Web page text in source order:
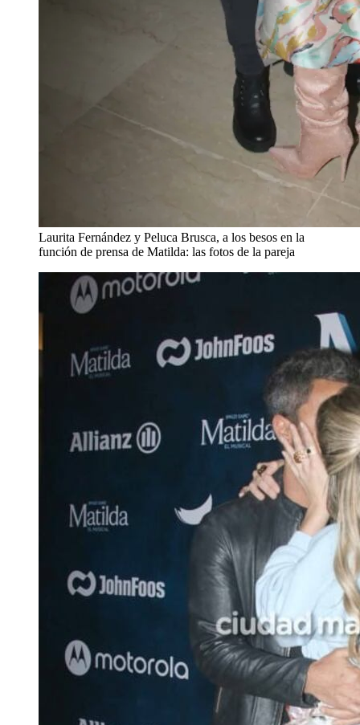
Laurita Fernández y Peluca Brusca, a los besos en la
función de prensa de Matilda: las fotos de la pareja